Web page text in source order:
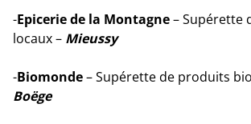
-Epicerie de la Montagne– Supérette
locaux – Mieussy
-Biomonde– Supérette de produits
Boëge